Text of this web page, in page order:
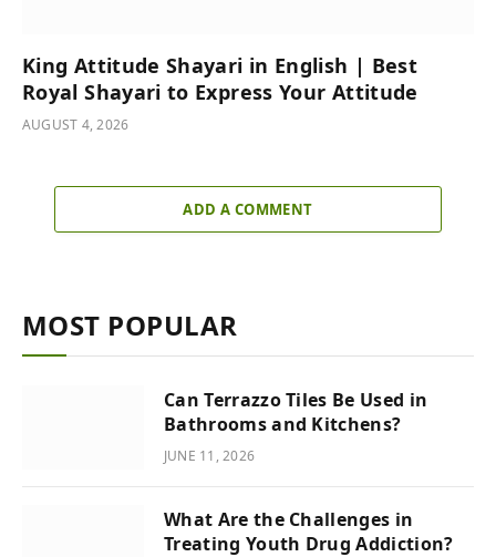
King Attitude Shayari in English | Best
Royal Shayari to Express Your Attitude
AUGUST 4, 2026
ADD A COMMENT
MOST POPULAR
Can Terrazzo Tiles Be Used in
Bathrooms and Kitchens?
JUNE 11, 2026
What Are the Challenges in
Treating Youth Drug Addiction?